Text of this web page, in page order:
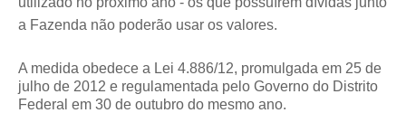
a Fazenda não poderão usar os valores.
A medida obedece a Lei 4.886/12, promulgada em 25 de
julho de 2012 e regulamentada pelo Governo do Distrito
Federal em 30 de outubro do mesmo ano.